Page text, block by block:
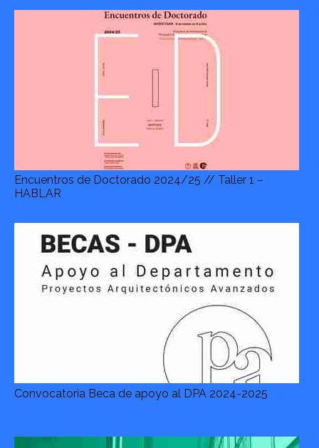
Encuentros de Doctorado 2024/25 // Taller 1 –
HABLAR
Convocatoria Beca de apoyo al DPA 2024-2025